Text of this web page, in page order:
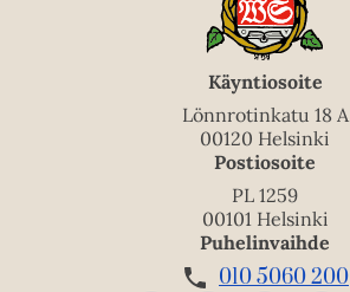
Käyntiosoite
Lönnrotinkatu 18 A
00120 Helsinki
Postiosoite
PL 1259
00101 Helsinki
Puhelinvaihde
010 5060 200